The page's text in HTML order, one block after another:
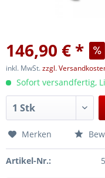
146,90 € *
inkl. MwSt.zzgl.
Sofort versandfertig,
Merken
Artikel-Nr.: